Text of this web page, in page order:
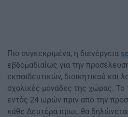
Πιο συγκεκριμένα, η διενέργεια
εβδομαδιαίως για την
εκπαιδευτικών, διοικητικού και
σχολικές μονάδες της χώρας. Το
εντός 24 ωρών πριν από την
κάθε Δευτέρα πρωί, θα